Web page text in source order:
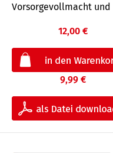
Vorsorgevollmacht
12,00 €
9,99 €